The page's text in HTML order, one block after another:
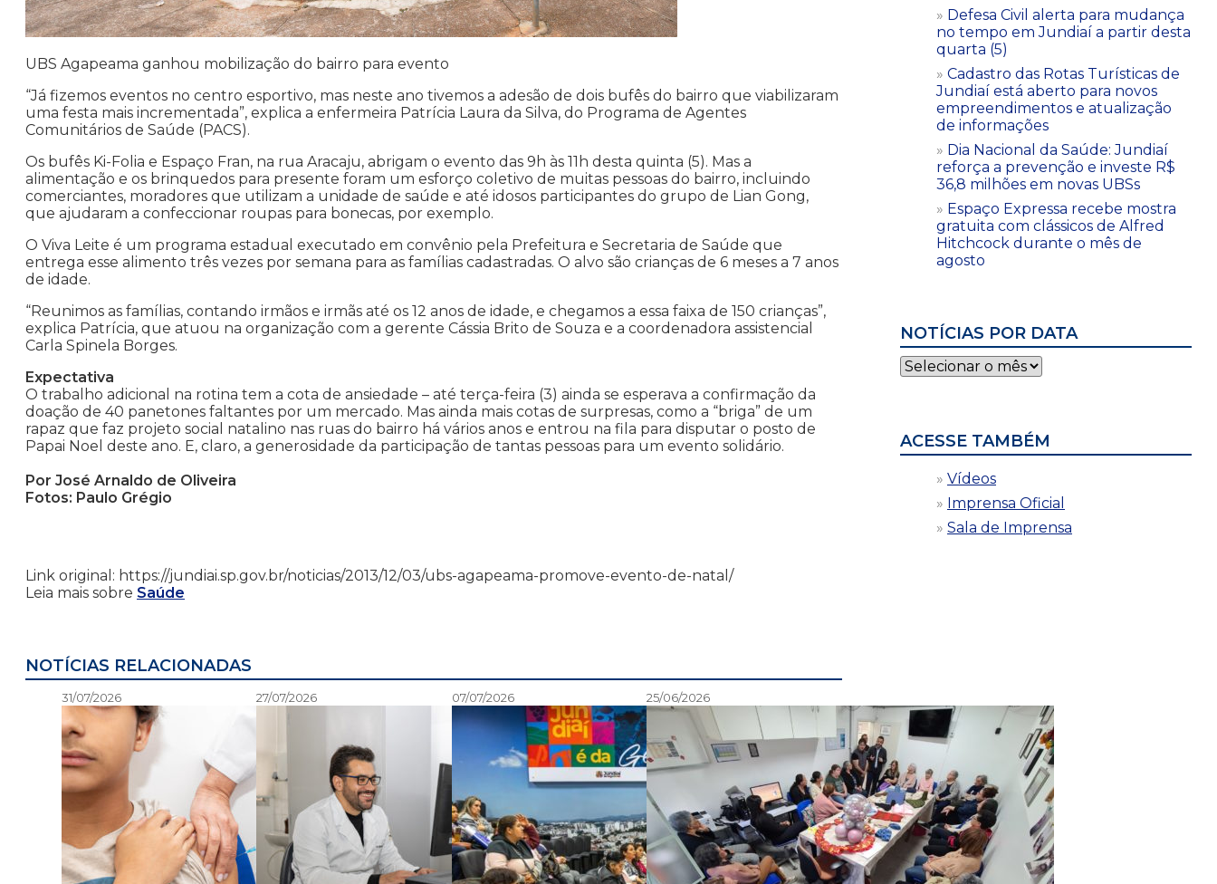
UBS Agapeama ganhou mobilização do bairro para evento
“Já fizemos eventos no centro esportivo, mas neste ano tivemos a adesão de dois bufês do bairro que viabilizaram
uma festa mais incrementada”, explica a enfermeira Patrícia Laura da Silva, do Programa de Agentes
Comunitários de Saúde (PACS).
Os bufês Ki-Folia e Espaço Fran, na rua Aracaju, abrigam o evento das 9h às 11h desta quinta (5). Mas a
alimentação e os brinquedos para presente foram um esforço coletivo de muitas pessoas do bairro, incluindo
comerciantes, moradores que utilizam a unidade de saúde e até idosos participantes do grupo de Lian Gong,
que ajudaram a confeccionar roupas para bonecas, por exemplo.
O Viva Leite é um programa estadual executado em convênio pela Prefeitura e Secretaria de Saúde que
entrega esse alimento três vezes por semana para as famílias cadastradas. O alvo são crianças de 6 meses a 7 anos
de idade.
“Reunimos as famílias, contando irmãos e irmãs até os 12 anos de idade, e chegamos a essa faixa de 150 crianças”,
explica Patrícia, que atuou na organização com a gerente Cássia Brito de Souza e a coordenadora assistencial
Carla Spinela Borges.
Expectativa
O trabalho adicional na rotina tem a cota de ansiedade – até terça-feira (3) ainda se esperava a confirmação da
doação de 40 panetones faltantes por um mercado. Mas ainda mais cotas de surpresas, como a “briga” de um
rapaz que faz projeto social natalino nas ruas do bairro há vários anos e entrou na fila para disputar o posto de
Papai Noel deste ano. E, claro, a generosidade da participação de tantas pessoas para um evento solidário.
Por José Arnaldo de Oliveira
Fotos: Paulo Grégio
Link original: https://jundiai.sp.gov.br/noticias/2013/12/03/ubs-agapeama-promove-evento-de-natal/
Leia mais sobre Saúde
NOTÍCIAS RELACIONADAS
31/07/2026 27/07/2026 07/07/2026 25/06/2026
Defesa Civil alerta para mudança
no tempo em Jundiaí a partir desta
quarta (5)
Cadastro das Rotas Turísticas de
Jundiaí está aberto para novos
empreendimentos e atualização
de informações
Dia Nacional da Saúde: Jundiaí
reforça a prevenção e investe R$
36,8 milhões em novas UBSs
Espaço Expressa recebe mostra
gratuita com clássicos de Alfred
Hitchcock durante o mês de
agosto
NOTÍCIAS POR DATA
Notícias
por
ACESSE TAMBÉM
Vídeos
Imprensa Oficial
Sala de Imprensa